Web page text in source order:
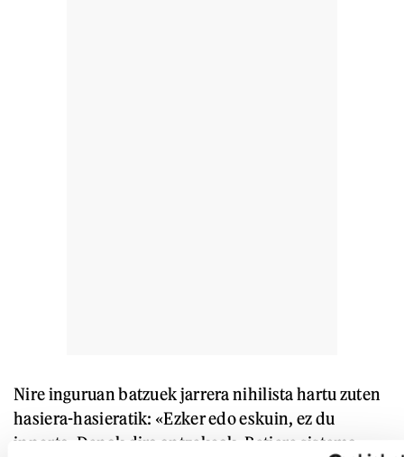
Nire inguruan batzuek jarrera nihilista hartu zuten
hasiera-hasieratik: «Ezker edo eskuin, ez du
inporta. Denak dira antzekoak. Betiere sistema